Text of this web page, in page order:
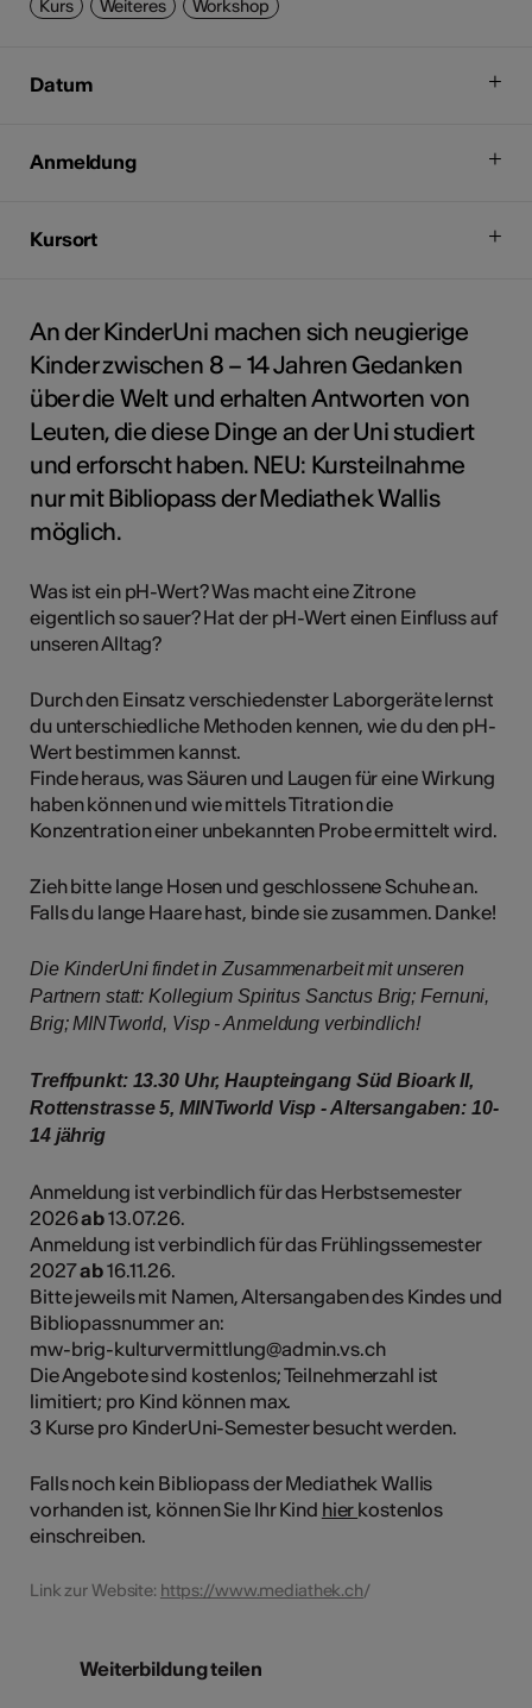
Kurs Weiteres Workshop
Datum
Anmeldung
Kursort
An der KinderUni machen sich neugierige
Kinder zwischen 8 – 14 Jahren Gedanken
über die Welt und erhalten Antworten von
Leuten, die diese Dinge an der Uni studiert
und erforscht haben. NEU: Kursteilnahme
nur mit Bibliopass der Mediathek Wallis
möglich.
Was ist ein pH-Wert? Was macht eine Zitrone
eigentlich so sauer? Hat der pH-Wert einen Einfluss auf
unseren Alltag?
Durch den Einsatz verschiedenster Laborgeräte lernst
du unterschiedliche Methoden kennen, wie du den pH-
Wert bestimmen kannst.
Finde heraus, was Säuren und Laugen für eine Wirkung
haben können und wie mittels Titration die
Konzentration einer unbekannten Probe ermittelt wird.
Zieh bitte lange Hosen und geschlossene Schuhe an.
Falls du lange Haare hast, binde sie zusammen. Danke!
Die KinderUni findet in Zusammenarbeit mit unseren
Partnern statt: Kollegium Spiritus Sanctus Brig; Fernuni,
Brig; MINTworld, Visp - Anmeldung verbindlich!
Treffpunkt: 13.30 Uhr, Haupteingang Süd Bioark II,
Rottenstrasse 5, MINTworld Visp - Altersangaben: 10-
14 jährig
Anmeldung ist verbindlich für das Herbstsemester
2026ab13.07.26.
Anmeldung ist verbindlich für das Frühlingssemester
2027ab16.11.26.
Bitte jeweils mit Namen, Altersangaben des Kindes und
Bibliopassnummer an:
mw-brig-kulturvermittlung@admin.vs.ch
Die Angebote sind kostenlos; Teilnehmerzahl ist
limitiert; pro Kind können max.
3 Kurse pro KinderUni-Semester besucht werden.
Falls noch kein Bibliopass der Mediathek Wallis
vorhanden ist, können Sie Ihr Kind hier kostenlos
einschreiben.
Link zur Website: https://www.mediathek.ch/
Weiterbildung teilen